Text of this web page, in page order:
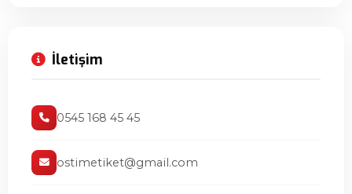
İletişim
0545 168 45 45
ostimetiket@gmail.com